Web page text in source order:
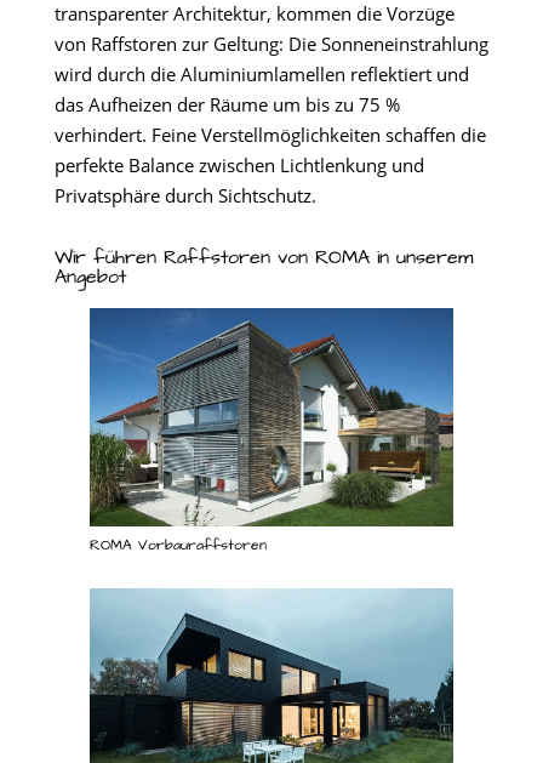
transparenter Architektur, kommen die Vorzüge
von Raffstoren zur Geltung: Die Sonneneinstrahlung
wird durch die Aluminiumlamellen reflektiert und
das Aufheizen der Räume um bis zu 75 %
verhindert. Feine Verstellmöglichkeiten schaffen die
perfekte Balance zwischen Lichtlenkung und
Privatsphäre durch Sichtschutz.
Wir führen Raffstoren von ROMA in unserem
Angebot
ROMA Vorbauraffstoren